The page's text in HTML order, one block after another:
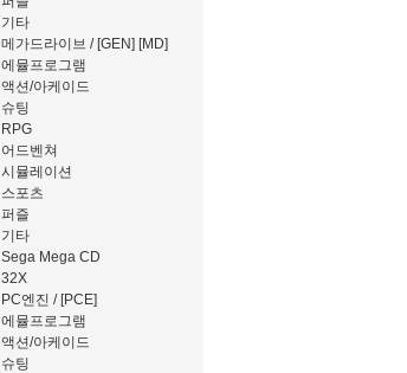
기타
메가드라이브 / [GEN] [MD]
에뮬프로그램
액션/아케이드
슈팅
RPG
어드벤쳐
시뮬레이션
스포츠
퍼즐
기타
Sega Mega CD
32X
PC엔진 / [PCE]
에뮬프로그램
액션/아케이드
슈팅